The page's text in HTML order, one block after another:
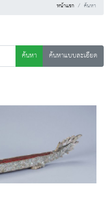
หน้าแรก ค้นหา
ค้นหา
ค้นหาแบบละเอียด